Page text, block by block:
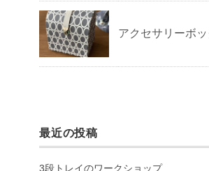
アクセサリーボッ
最近の投稿
3段トレイのワークショップ